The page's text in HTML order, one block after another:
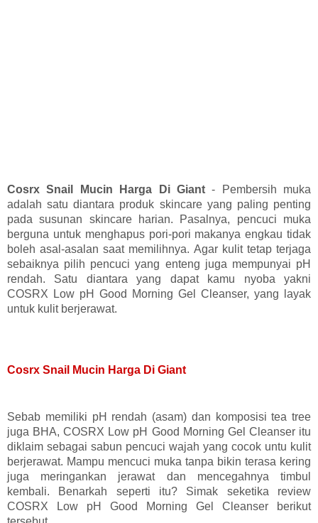
Cosrx Snail Mucin Harga Di Giant-
Pembersih muka
adalah satu diantara produk skincare yang paling penting
pada susunan skincare harian. Pasalnya, pencuci muka
berguna untuk menghapus pori-pori makanya engkau tidak
boleh asal-asalan saat memilihnya. Agar kulit tetap terjaga
sebaiknya pilih pencuci yang enteng juga mempunyai pH
rendah. Satu diantara yang dapat kamu nyoba yakni
COSRX Low pH Good Morning Gel Cleanser, yang layak
untuk kulit berjerawat.
Cosrx Snail Mucin Harga Di Giant
Sebab memiliki pH rendah (asam) dan komposisi tea tree
juga BHA, COSRX Low pH Good Morning Gel Cleanser itu
diklaim sebagai sabun pencuci wajah yang cocok untu kulit
berjerawat. Mampu mencuci muka tanpa bikin terasa kering
juga meringankan jerawat dan mencegahnya timbul
kembali. Benarkah seperti itu? Simak seketika review
COSRX Low pH Good Morning Gel Cleanser berikut